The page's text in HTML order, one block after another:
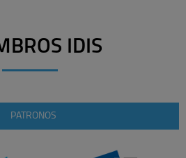
IDIS
PATRONOS